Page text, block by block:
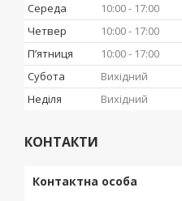
Середа
10:00
17:00
Четвер
10:00
17:00
Пʼятниця
10:00
17:00
Субота
Вихідний
Неділя
Вихідний
КОНТАКТИ